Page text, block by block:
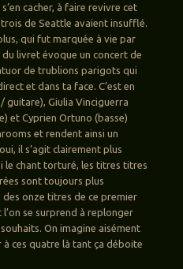
cacher, à faire revivre cet
de Seattle avaient insufflé.
qui fut marquée à vie par
livret évoque un concert de
de trublions parigots qui
et dans ta face. C’est en
guitare), Giulia Vinciguerra
et Cyprien Ortuno (basse)
et rendent ainsi un
il s’agit clairement plus
le chant torturé, les titres titres
sont toujours plus
des onze titres de ce premier
se surprend à replonger
On imagine aisément
à ces quatre là tant ça déboite